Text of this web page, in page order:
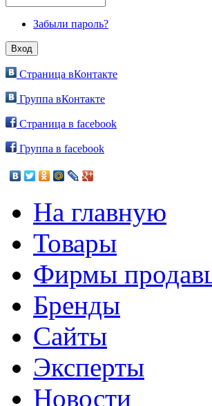
Забыли пароль?
Страница вКонтакте
Группа вКонтакте
Страница в facebook
Группа в facebook
На главную
Товары
Фирмы
Бренды
Сайты
Эксперты
Новости